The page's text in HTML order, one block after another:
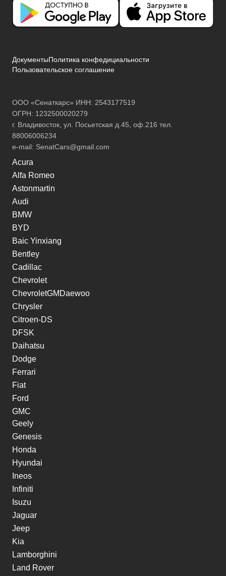
ДокументыПолитика конфедициальности
Пользовательское соглашение
ООО «Сенаткарс» ИНН: 2543177519
ОГРН: 1232500020279
г. Владивосток, ул. Посьетская д.45, оф.216 тел.
88006006234
e-mail: SenatCars@gmail.com
Acura
Alfa Romeo
Astonmartin
Audi
BMW
BYD
Baic Yinxiang
Bentley
Cadillac
Chevrolet
ChevroletGMDaewoo
Chrysler
Citroen-DS
DFSK
Daihatsu
Dodge
Ferrari
Fiat
Ford
GMC
Geely
Genesis
Honda
Hyundai
Ineos
Infiniti
Isuzu
Jaguar
Jeep
Kia
Lamborghini
Land Rover